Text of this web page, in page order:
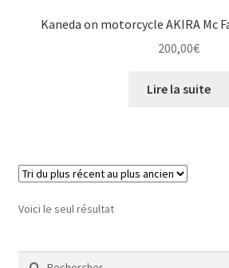
Kaneda on motorcycle AKIRA Mc
200,00€
Lire la suite
Voici le seul résultat
Rechercher :